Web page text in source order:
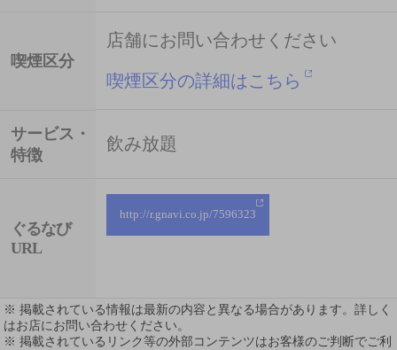
喫煙区分
店舗にお問い合わせください
喫煙区分の詳細はこちら
サービス・
特徴
飲み放題
ぐるなび
URL
http://r.gnavi.co.jp/7596323
※ 掲載されている情報は最新の内容と異なる場合があります。詳しく
はお店にお問い合わせください。
※ 掲載されているリンク等の外部コンテンツはお客様のご判断でご利